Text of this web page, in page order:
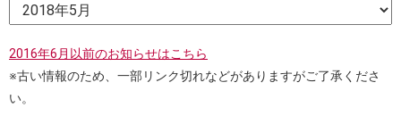
2016年6月以前のお知らせはこちら
※古い情報のため、一部リンク切れなどがありますがご了承くださ
い。